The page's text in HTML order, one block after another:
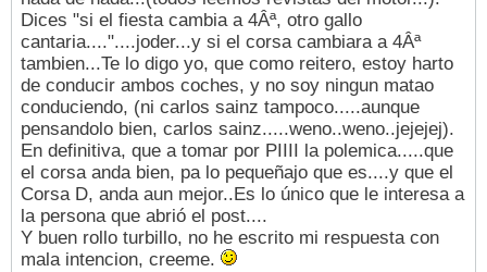
Dices "si el fiesta cambia a 4Âª, otro gallo
cantaria...."....joder...y si el corsa cambiara a 4Âª
tambien...Te lo digo yo, que como reitero, estoy harto
de conducir ambos coches, y no soy ningun matao
conduciendo, (ni carlos sainz tampoco.....aunque
pensandolo bien, carlos sainz.....weno..weno..jejejej).
En definitiva, que a tomar por PIIII la polemica.....que
el corsa anda bien, pa lo pequeñajo que es....y que el
Corsa D, anda aun mejor..Es lo único que le interesa a
la persona que abrió el post....
Y buen rollo turbillo, no he escrito mi respuesta con
mala intencion, creeme.